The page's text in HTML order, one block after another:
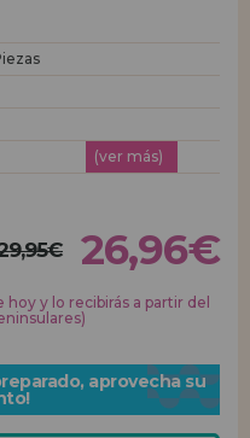
vender en tu negocio
para la distribución.
(ver más)
26,96€
y lo recibirás a partir del
aprovecha su